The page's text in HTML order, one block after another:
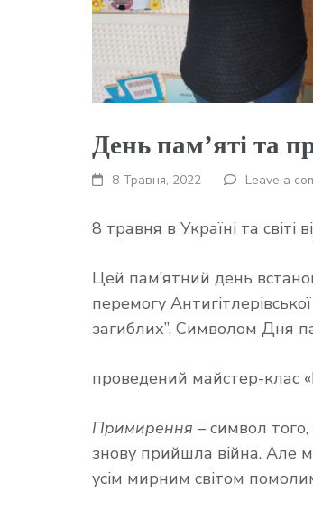
День пам’яті та
8 Травня, 2022 Leave a
8 травня в Україні та
Цей пам’ятний день
перемогу
загиблих”. Символом Дня
проведений майстер-клас
Примирення – символ
знову прийшла війна. Але
усім мирним світом